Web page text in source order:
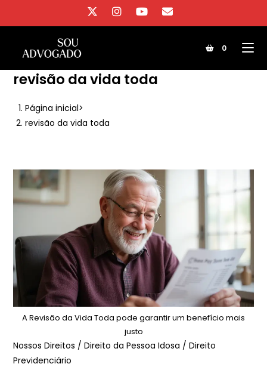
conteúdo
0
revisão da vida toda
Página inicial>
revisão da vida toda
A Revisão da Vida Toda pode garantir um benefício mais
justo
Nossos Direitos /Direito da Pessoa Idosa /Direito
Previdenciário